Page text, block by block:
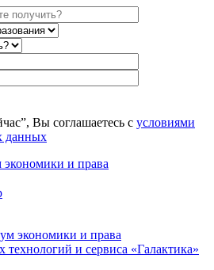
Вы соглашаетесь с условиями
данных
и права
и сервиса «Галактика»